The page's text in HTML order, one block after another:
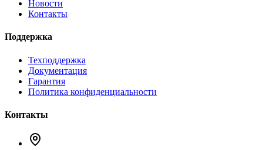
Новости
Контакты
Поддержка
Техподдержка
Документация
Гарантия
Политика конфиденциальности
Контакты